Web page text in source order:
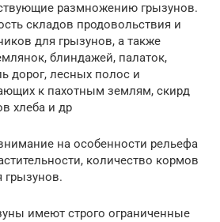
размножению грызунов.
складов продовольствия и
для грызунов, а также
блиндажей, палаток,
дорог, лесных полос и
к пахотным землям, скирд
хлеба и др
на особенности рельефа
количество кормов
грызунов.
имеют строго ограниченные